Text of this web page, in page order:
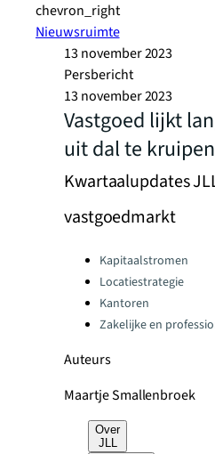
chevron_right
Nieuwsruimte
13 november 2023
Persbericht
13 november 2023
Vastgoed lijkt
uit dal te kruipen
Kwartaalupdates
vastgoedmarkt
Categories:Kapitaalstromen
Locatiestrategie
Kantoren
Zakelijke en
Auteurs
Maartje Smallenbroek
Over
JLL